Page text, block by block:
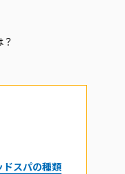
ドスパの種類